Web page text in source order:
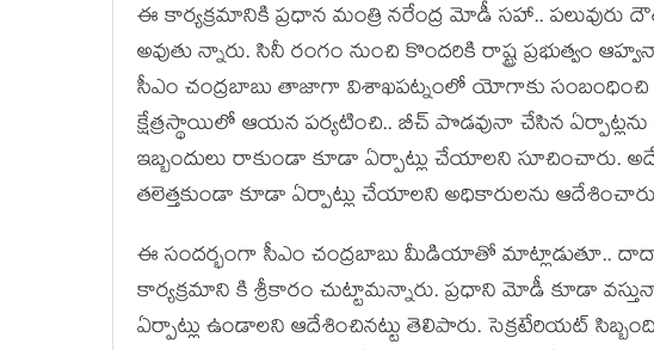
ఈ కార్య‌క్ర‌మానికి ప్ర‌ధాన మంత్రి న‌రేంద్ర మోడీ స‌హా.. ప‌లువురు
అవుతు న్నారు. సినీ రంగం నుంచి కొంద‌రికి రాష్ట్ర
సీఎం చంద్ర‌బాబు తాజాగా విశాఖ‌ప‌ట్నంలో యోగాకు సంబంధించి
క్షేత్ర‌స్థాయిలో ఆయ‌న ప‌ర్య‌టించి.. బీచ్ పొడ‌వునా చేసిన
ఇబ్బందులు రాకుండా కూడా ఏర్పాట్లు చేయాల‌ని సూచించారు.
త‌లెత్త‌కుండా కూడా ఏర్పాట్లు చేయాల‌ని అధికారుల‌ను
ఈ సంద‌ర్భంగా సీఎం చంద్ర‌బాబు మీడియాతో మాట్లాడుతూ..
కార్య‌క్ర‌మాని కి శ్రీకారం చుట్టామ‌న్నారు. ప్ర‌ధాని మోడీ కూడా
ఏర్పాట్లు ఉండాల‌ని ఆదేశించిన‌ట్టు తెలిపారు. సెక్రటేరియట్‌